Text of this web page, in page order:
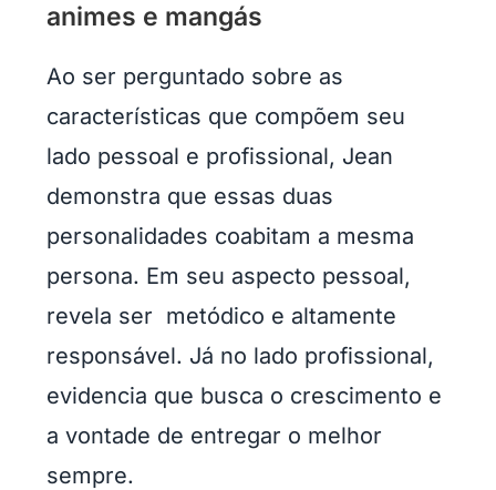
animes e mangás
Ao ser perguntado sobre as
características que compõem seu
lado pessoal e profissional, Jean
demonstra que essas duas
personalidades coabitam a mesma
persona. Em seu aspecto pessoal,
revela ser metódico e altamente
responsável. Já no lado profissional,
evidencia que busca o crescimento e
a vontade de entregar o melhor
sempre.